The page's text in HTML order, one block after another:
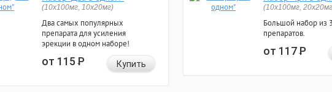
(10x100мг, 10x20мг)
Два самых популярных
препарата для усиления
эрекции в одном наборе!
от 115Р Купить
(10x100мг,
Большой набор из
препаратов.
от 117Р